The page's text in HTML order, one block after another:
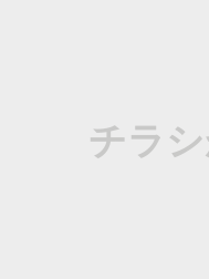
チラ